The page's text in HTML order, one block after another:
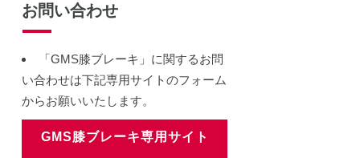
お問い合わせ
「GMS膝ブレーキ」に関するお問
い合わせは下記専用サイトのフォーム
からお願いいたします。
GMS膝ブレーキ専用サイト